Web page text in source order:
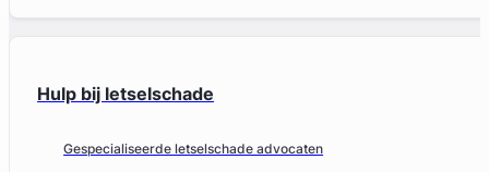
Hulp bij letselschade
Gespecialiseerde letselschade advocaten